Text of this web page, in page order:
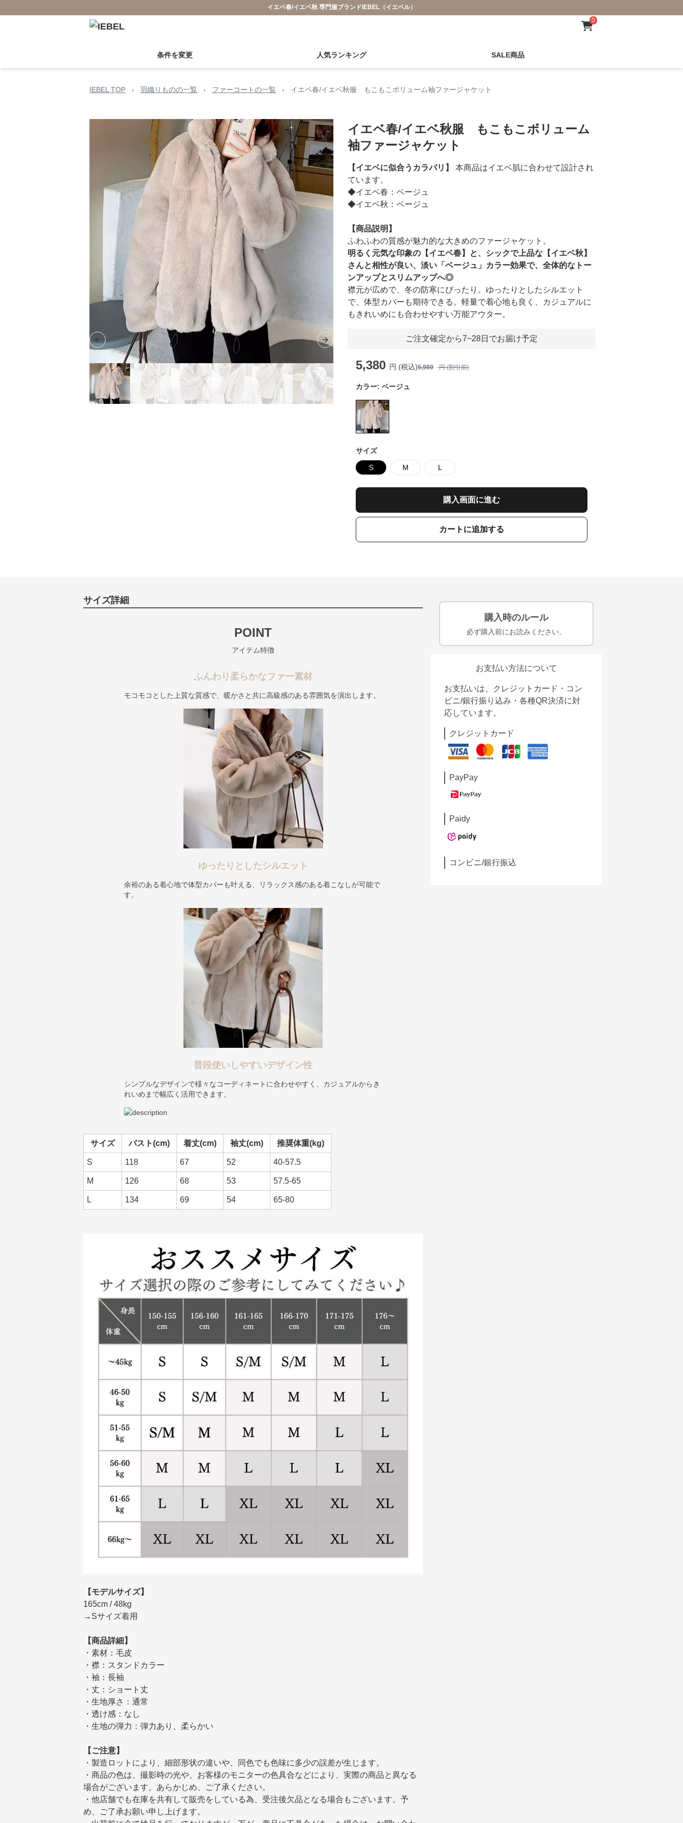
イエベ春/イエベ秋 専門服ブランドIEBEL（イエベル）
0
条件を変更 人気ランキング SALE商品
IEBEL TOP › 羽織りものの一覧 › ファーコートの一覧 › イエベ春/イエベ秋服 もこもこボリューム袖ファージャケット
Previous slide Next slide
イエベ春/イエベ秋服 もこもこボリューム
袖ファージャケット
【イエベに似合うカラバリ】
本商品はイエベ肌に合わせて設計され
ています。
◆イエベ春：ベージュ
◆イエベ秋：ベージュ
【商品説明】
ふわふわの質感が魅力的な大きめのファージャケット。
明るく元気な印象の【イエベ春】と、シックで上品な【イエベ秋】
さんと相性が良い、淡い「ベージュ」カラー効果で、全体的なトー
ンアップとスリムアップへ◎
襟元が広めで、冬の防寒にぴったり。ゆったりとしたシルエット
で、体型カバーも期待できる。軽量で着心地も良く、カジュアルに
もきれいめにも合わせやすい万能アウター。
ご注文確定から7~28日でお届け予定
5,380 円 (税込)5,980 円 (割引前)
カラー: ベージュ
サイズ
S M L
購入画面に進む
カートに追加する
サイズ詳細
POINT
アイテム特徴
ふんわり柔らかなファー素材
モコモコとした上質な質感で、暖かさと共に高級感のある雰囲気を演出します。
ゆったりとしたシルエット
余裕のある着心地で体型カバーも叶える、リラックス感のある着こなしが可能で
す。
普段使いしやすいデザイン性
シンプルなデザインで様々なコーディネートに合わせやすく、カジュアルからき
れいめまで幅広く活用できます。
サイズ バスト(cm) 着丈(cm) 袖丈(cm) 推奨体重(kg)
S 118 67 52 40-57.5
M 126 68 53 57.5-65
L 134 69 54 65-80
165cm / 48kg
→Sサイズ着用
・素材：毛皮
・襟：スタンドカラー
・袖：長袖
・丈：ショート丈
・生地厚さ：通常
・透け感：なし
・生地の弾力：弾力あり、柔らかい
・製造ロットにより、細部形状の違いや、同色でも色味に多少の誤差が生じます。
・商品の色は、撮影時の光や、お客様のモニターの色具合などにより、実際の商品と異なる
場合がございます。あらかじめ、ご了承ください。
・他店舗でも在庫を共有して販売をしている為、受注後欠品となる場合もございます。予
め、ご了承お願い申し上げます。
・出荷前に全て検品を行っておりますが、万が一商品に不具合があった場合は、お問い合わ
購入時のルール
必ず購入前にお読みください。
お支払い方法について
お支払いは、クレジットカード・コン
ビニ/銀行振り込み・各種QR決済に対
応しています。
クレジットカード
PayPay
Paidy
コンビニ/銀行振込